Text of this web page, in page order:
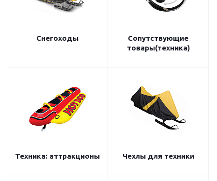
Снегоходы
Сопутствующие
товары(техника)
Техника: аттракционы Чехлы для техники